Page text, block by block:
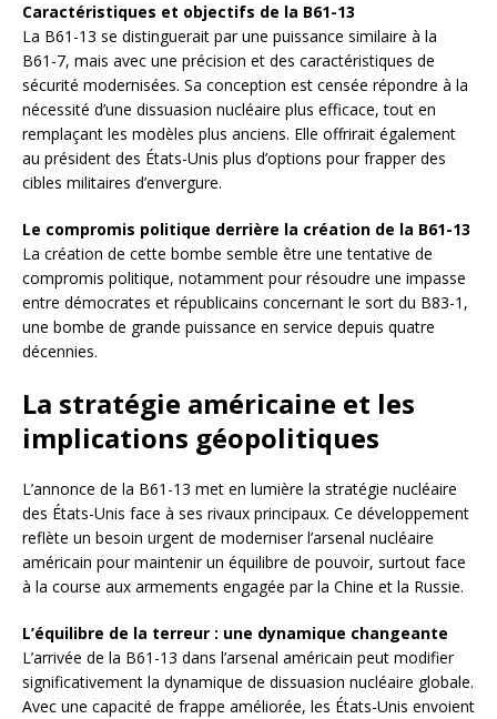
Caractéristiques et objectifs de la B61-13
La B61-13 se distinguerait par une puissance similaire à la
B61-7, mais avec une précision et des caractéristiques de
sécurité modernisées. Sa conception est censée répondre à la
nécessité d’une dissuasion nucléaire plus efficace, tout en
remplaçant les modèles plus anciens. Elle offrirait également
au président des États-Unis plus d’options pour frapper des
cibles militaires d’envergure.
Le compromis politique derrière la création de la B61-13
La création de cette bombe semble être une tentative de
compromis politique, notamment pour résoudre une impasse
entre démocrates et républicains concernant le sort du B83-1,
une bombe de grande puissance en service depuis quatre
décennies.
La stratégie américaine et les
implications géopolitiques
L’annonce de la B61-13 met en lumière la stratégie nucléaire
des États-Unis face à ses rivaux principaux. Ce développement
reflète un besoin urgent de moderniser l’arsenal nucléaire
américain pour maintenir un équilibre de pouvoir, surtout face
à la course aux armements engagée par la Chine et la Russie.
L’équilibre de la terreur : une dynamique changeante
L’arrivée de la B61-13 dans l’arsenal américain peut modifier
significativement la dynamique de dissuasion nucléaire globale.
Avec une capacité de frappe améliorée, les États-Unis envoient